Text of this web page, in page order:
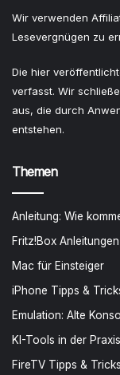
Wir verwenden
Lesevergnügen zu
Die hier
verfasst. Wir
aus, die durch
entstehen.
Themen
Anleitung: Wie
Fritz!Box Anleitungen
Mac für Einsteiger
iPhone Tipps &
Emulation: Alte
KI-Tools in der Praxis
FireTV Tipps & Tricks